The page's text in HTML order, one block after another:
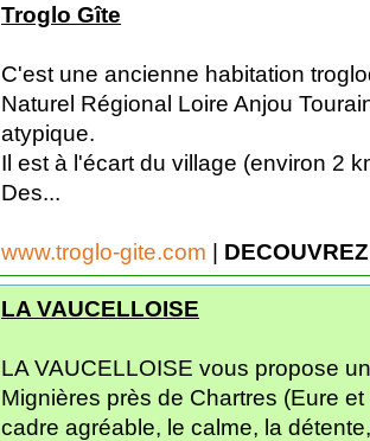
Troglo Gîte
C'est une ancienne habitation
Naturel Régional Loire Anjou
atypique.
Il est à l'écart du village (environ 2
Des...
www.troglo-gite.com |
LA VAUCELLOISE
LA VAUCELLOISE vous propose
Mignières près de Chartres (Eure
cadre agréable, le calme, la